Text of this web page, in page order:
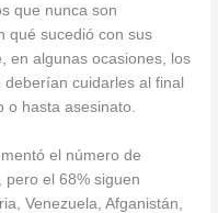
que nunca son
qué sucedió con sus
en algunas ocasiones, los
cuidarles al final
hasta asesinato.
el número de
pero el 68% siguen
Venezuela, Afganistán,